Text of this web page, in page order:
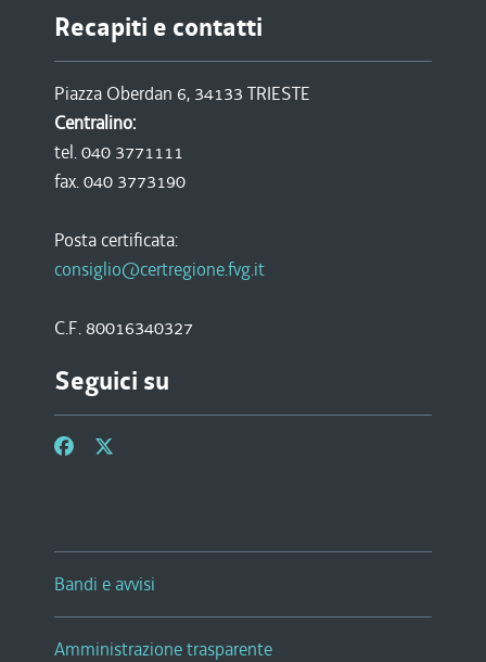
Recapiti e contatti
Piazza Oberdan 6, 34133 TRIESTE
Centralino:
tel. 040 3771111
fax. 040 3773190
Posta certificata:
consiglio@certregione.fvg.it
C.F. 80016340327
Seguici su
Bandi e avvisi
Amministrazione trasparente